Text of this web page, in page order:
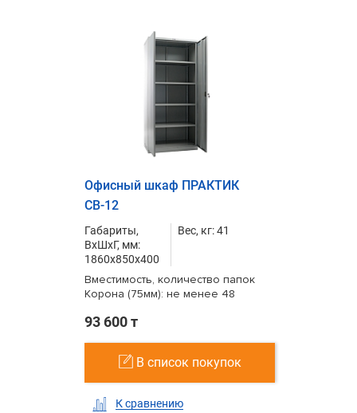
Офисный шкаф ПРАКТИК
СВ-12
Габариты,
ВxШxГ, мм:
1860x850x400
Вес, кг: 41
Вместимость, количество папок
Корона (75мм): не менее 48
93 600 т
В список покупок
К сравнению